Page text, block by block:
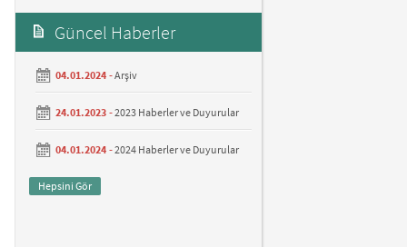
Güncel Haberler
04.01.2024 -Arşiv
24.01.2023 -2023 Haberler ve Duyurular
04.01.2024 -2024 Haberler ve Duyurular
Hepsini Gör